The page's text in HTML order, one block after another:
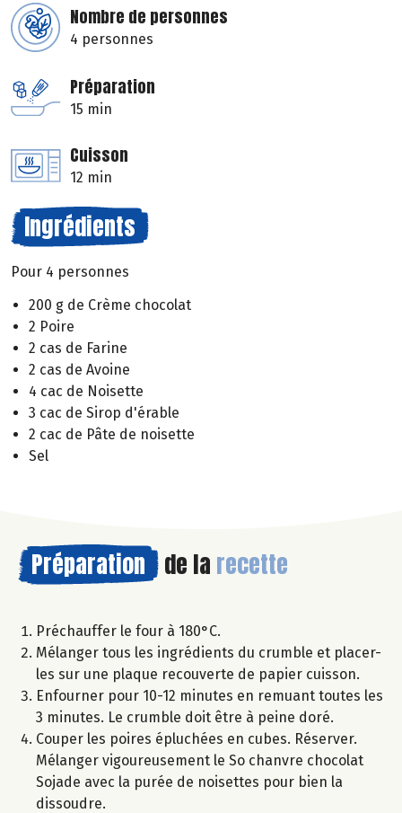
Nombre de personnes
4 personnes
Préparation
15 min
Cuisson
12 min
Ingrédients
Pour 4 personnes
200 g de Crème chocolat
2 Poire
2 cas de Farine
2 cas de Avoine
4 cac de Noisette
3 cac de Sirop d'érable
2 cac de Pâte de noisette
Sel
Préparation de la recette
Préchauffer le four à 180°C.
Mélanger tous les ingrédients du crumble et placer-
les sur une plaque recouverte de papier cuisson.
Enfourner pour 10-12 minutes en remuant toutes les
3 minutes. Le crumble doit être à peine doré.
Couper les poires épluchées en cubes. Réserver.
Mélanger vigoureusement le So chanvre chocolat
Sojade avec la purée de noisettes pour bien la
dissoudre.